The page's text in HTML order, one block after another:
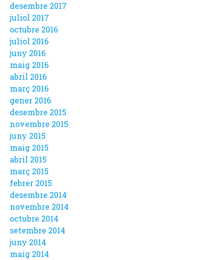
desembre 2017
juliol 2017
octubre 2016
juliol 2016
juny 2016
maig 2016
abril 2016
març 2016
gener 2016
desembre 2015
novembre 2015
juny 2015
maig 2015
abril 2015
març 2015
febrer 2015
desembre 2014
novembre 2014
octubre 2014
setembre 2014
juny 2014
maig 2014